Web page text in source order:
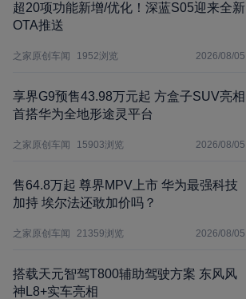
超20项功能新增/优化！深蓝S05迎来全新
OTA推送
之家原创车闻 1952浏览 2026/08/05
享界G9预售43.98万元起 方盒子SUV亮相
首搭华为全地形途灵平台
之家原创车闻 15903浏览 2026/08/05
售64.8万起 尊界MPV上市 华为最强科技
加持 埃尔法还敢加价吗？
之家原创车闻 21359浏览 2026/08/05
搭载天元智驾T800辅助驾驶方案 东风风
神L8+实车亮相